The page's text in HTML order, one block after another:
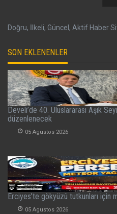
Doğru, İlkeli, Güncel, Aktif Haber
SON EKLENENLER
Develi’de 40. Uluslararası Aşık
düzenlenecek
05 Agustos 2026
Erciyes’te gökyüzü tutkunları
05 Agustos 2026